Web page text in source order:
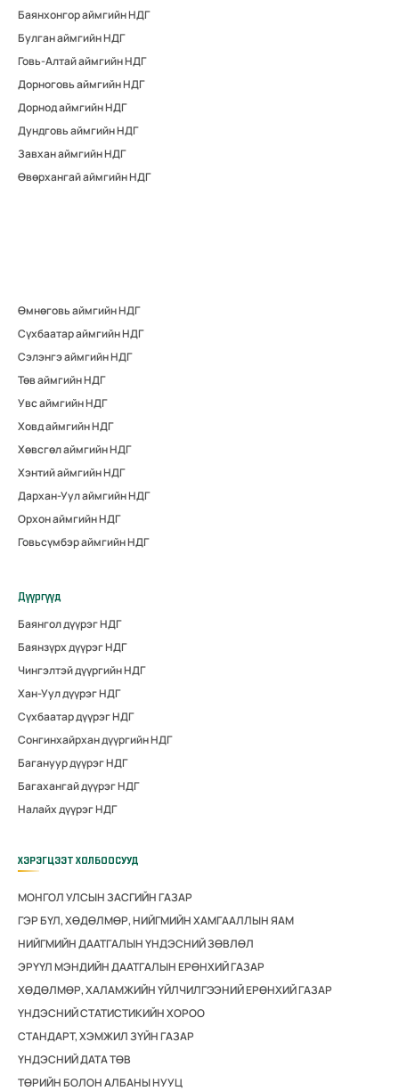
Баянхонгор аймгийн НДГ
Булган аймгийн НДГ
Говь-Алтай аймгийн НДГ
Дорноговь аймгийн НДГ
Дорнод аймгийн НДГ
Дундговь аймгийн НДГ
Завхан аймгийн НДГ
Өвөрхангай аймгийн НДГ
Өмнөговь аймгийн НДГ
Сүхбаатар аймгийн НДГ
Сэлэнгэ аймгийн НДГ
Төв аймгийн НДГ
Увс аймгийн НДГ
Ховд аймгийн НДГ
Хөвсгөл аймгийн НДГ
Хэнтий аймгийн НДГ
Дархан-Уул аймгийн НДГ
Орхон аймгийн НДГ
Говьсүмбэр аймгийн НДГ
Дүүргүүд
Баянгол дүүрэг НДГ
Баянзүрх дүүрэг НДГ
Чингэлтэй дүүргийн НДГ
Хан-Уул дүүрэг НДГ
Сүхбаатар дүүрэг НДГ
Сонгинхайрхан дүүргийн НДГ
Багануур дүүрэг НДГ
Багахангай дүүрэг НДГ
Налайх дүүрэг НДГ
ХЭРЭГЦЭЭТ ХОЛБООСУУД
МОНГОЛ УЛСЫН ЗАСГИЙН ГАЗАР
ГЭР БҮЛ, ХӨДӨЛМӨР, НИЙГМИЙН ХАМГААЛЛЫН ЯАМ
НИЙГМИЙН ДААТГАЛЫН ҮНДЭСНИЙ ЗӨВЛӨЛ
ЭРҮҮЛ МЭНДИЙН ДААТГАЛЫН ЕРӨНХИЙ ГАЗАР
ХӨДӨЛМӨР, ХАЛАМЖИЙН ҮЙЛЧИЛГЭЭНИЙ ЕРӨНХИЙ ГАЗАР
ҮНДЭСНИЙ СТАТИСТИКИЙН ХОРОО
СТАНДАРТ, ХЭМЖИЛ ЗҮЙН ГАЗАР
ҮНДЭСНИЙ ДАТА ТӨВ
ТӨРИЙН БОЛОН АЛБАНЫ НУУЦ